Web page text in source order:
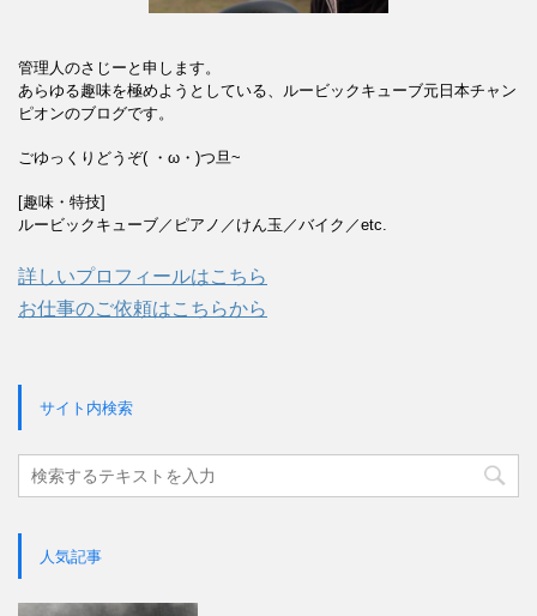
管理人のさじーと申します。
あらゆる趣味を極めようとしている、ルービックキューブ元日本チャン
ピオンのブログです。
ごゆっくりどうぞ( ・ω・)つ旦~
[趣味・特技]
ルービックキューブ／ピアノ／けん玉／バイク／etc.
詳しいプロフィールはこちら
お仕事のご依頼はこちらから
サイト内検索
人気記事